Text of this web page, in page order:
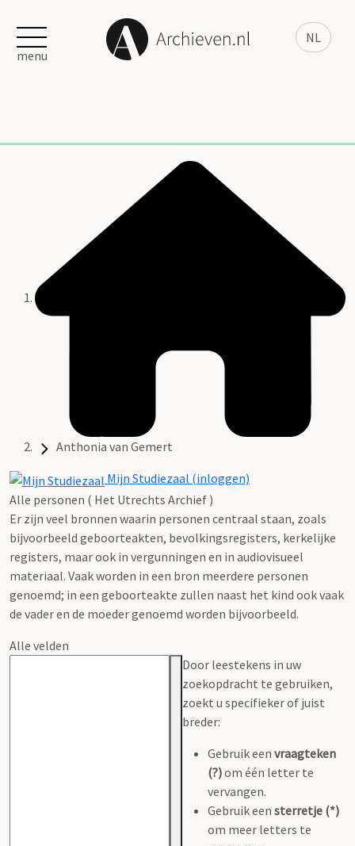
NL
menu
Anthonia van Gemert
Mijn Studiezaal (inloggen)
Alle personen ( Het Utrechts Archief )
Er zijn veel bronnen waarin personen centraal staan, zoals
bijvoorbeeld geboorteakten, bevolkingsregisters, kerkelijke
registers, maar ook in vergunningen en in audiovisueel
materiaal. Vaak worden in een bron meerdere personen
genoemd; in een geboorteakte zullen naast het kind ook vaak
de vader en de moeder genoemd worden bijvoorbeeld.
Alle velden
Door leestekens in uw
zoekopdracht te gebruiken,
zoekt u specifieker of juist
breder:
Gebruik een vraagteken
(?)om één letter te
vervangen.
Gebruik een sterretje (*)
om meer letters te